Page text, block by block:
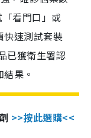
看門口」或
快速測試套裝
已獲衛生署認
果。
>>按此選購<<